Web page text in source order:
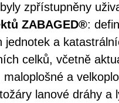
zpřístupněny
ZABAGED®:
jednotek a
celků, včetně
a
lanové dráhy a